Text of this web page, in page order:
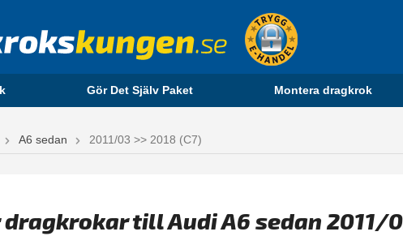
Gör Det Själv Paket Montera dragkrok
A6 sedan 2011/03 >> 2018 (C7)
dragkrokar till Audi A6 sedan 2011/